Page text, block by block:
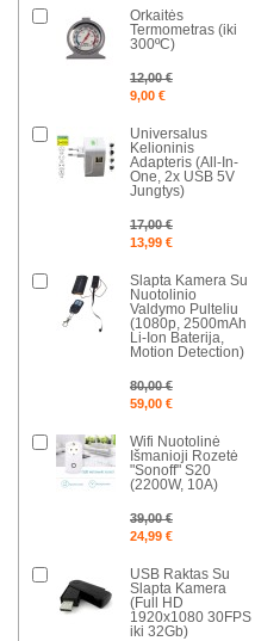
Orkaitės
Termometras (iki
300ºC)
12,00 €
9,00 €
Universalus
Kelioninis
Adapteris (All-In-
One, 2x USB 5V
Jungtys)
17,00 €
13,99 €
Slapta Kamera Su
Nuotolinio
Valdymo Pulteliu
(1080p, 2500mAh
Li-Ion Baterija,
Motion Detection)
80,00 €
59,00 €
Wifi Nuotolinė
Išmanioji Rozetė
"Sonoff" S20
(2200W, 10A)
39,00 €
24,99 €
USB Raktas Su
Slapta Kamera
(Full HD
1920x1080 30FPS
iki 32Gb)